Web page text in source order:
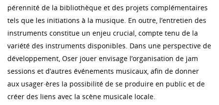
pérennité de la bibliothèque et des projets complémentaires
tels que les initiations à la musique. En outre, l’entretien des
instruments constitue un enjeu crucial, compte tenu de la
variété des instruments disponibles. Dans une perspective de
développement, Oser jouer envisage l’organisation de jam
sessions et d’autres événements musicaux, afin de donner
aux usager·ères la possibilité de se produire en public et de
créer des liens avec la scène musicale locale.